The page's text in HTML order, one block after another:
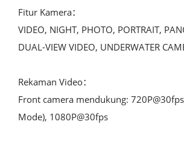
Fitur Kamera：
VIDEO, NIGHT, PHOTO, PORTRAIT,
DUAL-VIEW VIDEO, UNDERWATER
Rekaman Video：
Front camera mendukung:
Mode), 1080P@30fps